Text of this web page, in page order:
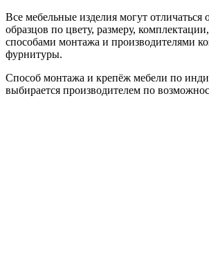
Все мебельные изделия могут отличаться
образцов по цвету, размеру,
способами монтажа и производителями
фурнитуры.
Способ монтажа и крепёж мебели по
выбирается производителем по